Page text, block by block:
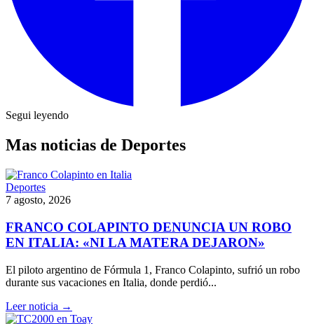
Segui leyendo
Mas noticias de Deportes
Deportes
7 agosto, 2026
FRANCO COLAPINTO DENUNCIA UN ROBO
EN ITALIA: «NI LA MATERA DEJARON»
El piloto argentino de Fórmula 1, Franco Colapinto, sufrió un robo
durante sus vacaciones en Italia, donde perdió...
Leer noticia →